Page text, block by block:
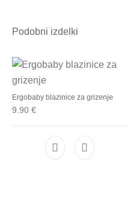
Podobni izdelki
Ergobaby blazinice za grizenje
9.90€